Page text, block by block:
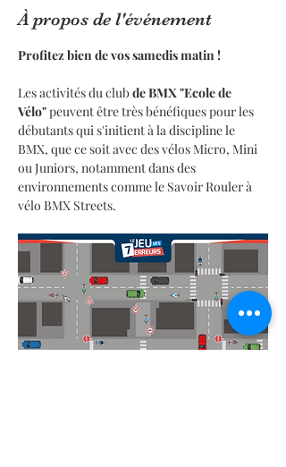
À propos de l'événement
Profitez bien de vos samedis matin !
Les activités du club de BMX "Ecole de
Vélo" peuvent être très bénéfiques pour les
débutants qui s'initient à la discipline le
BMX, que ce soit avec des vélos Micro, Mini
ou Juniors, notamment dans des
environnements comme le Savoir Rouler à
vélo BMX Streets.